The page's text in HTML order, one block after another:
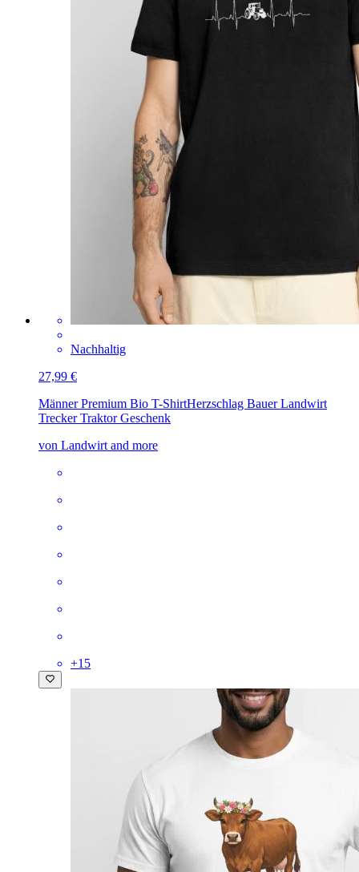
Nachhaltig
27,99 €
Männer Premium Bio T-ShirtHerzschlag Bauer Landwirt
Trecker Traktor Geschenk
von Landwirt and more
+15